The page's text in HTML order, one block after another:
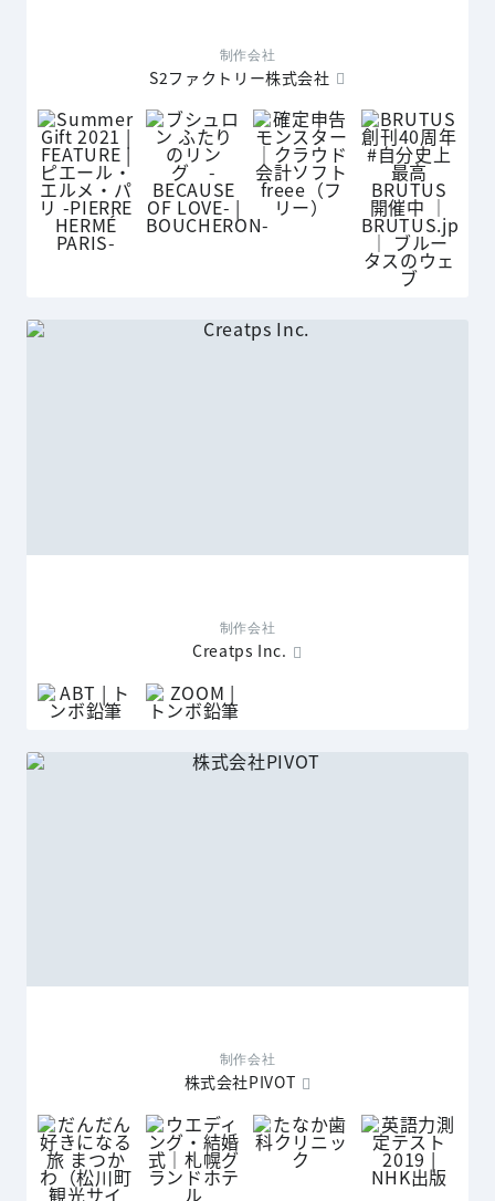
制作会社
S2ファクトリー株式会社
制作会社
Creatps Inc.
制作会社
株式会社PIVOT